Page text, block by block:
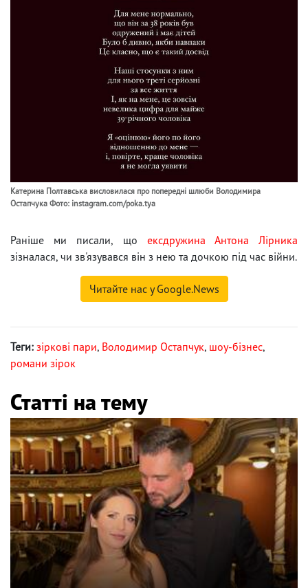
Катерина Полтавська висловилася про попередні шлюби Володимира
Остапчука Фото: instagram.com/poka.tya
Раніше ми писали, що ексдружина Антона Лірника
зізналася, чи зв'язувався він з нею та дочкою під час війни.
Читайте нас у Google.News
Теги: зіркові пари, Володимир Остапчук, шоу-бізнес,
романи зірок
Статті на тему